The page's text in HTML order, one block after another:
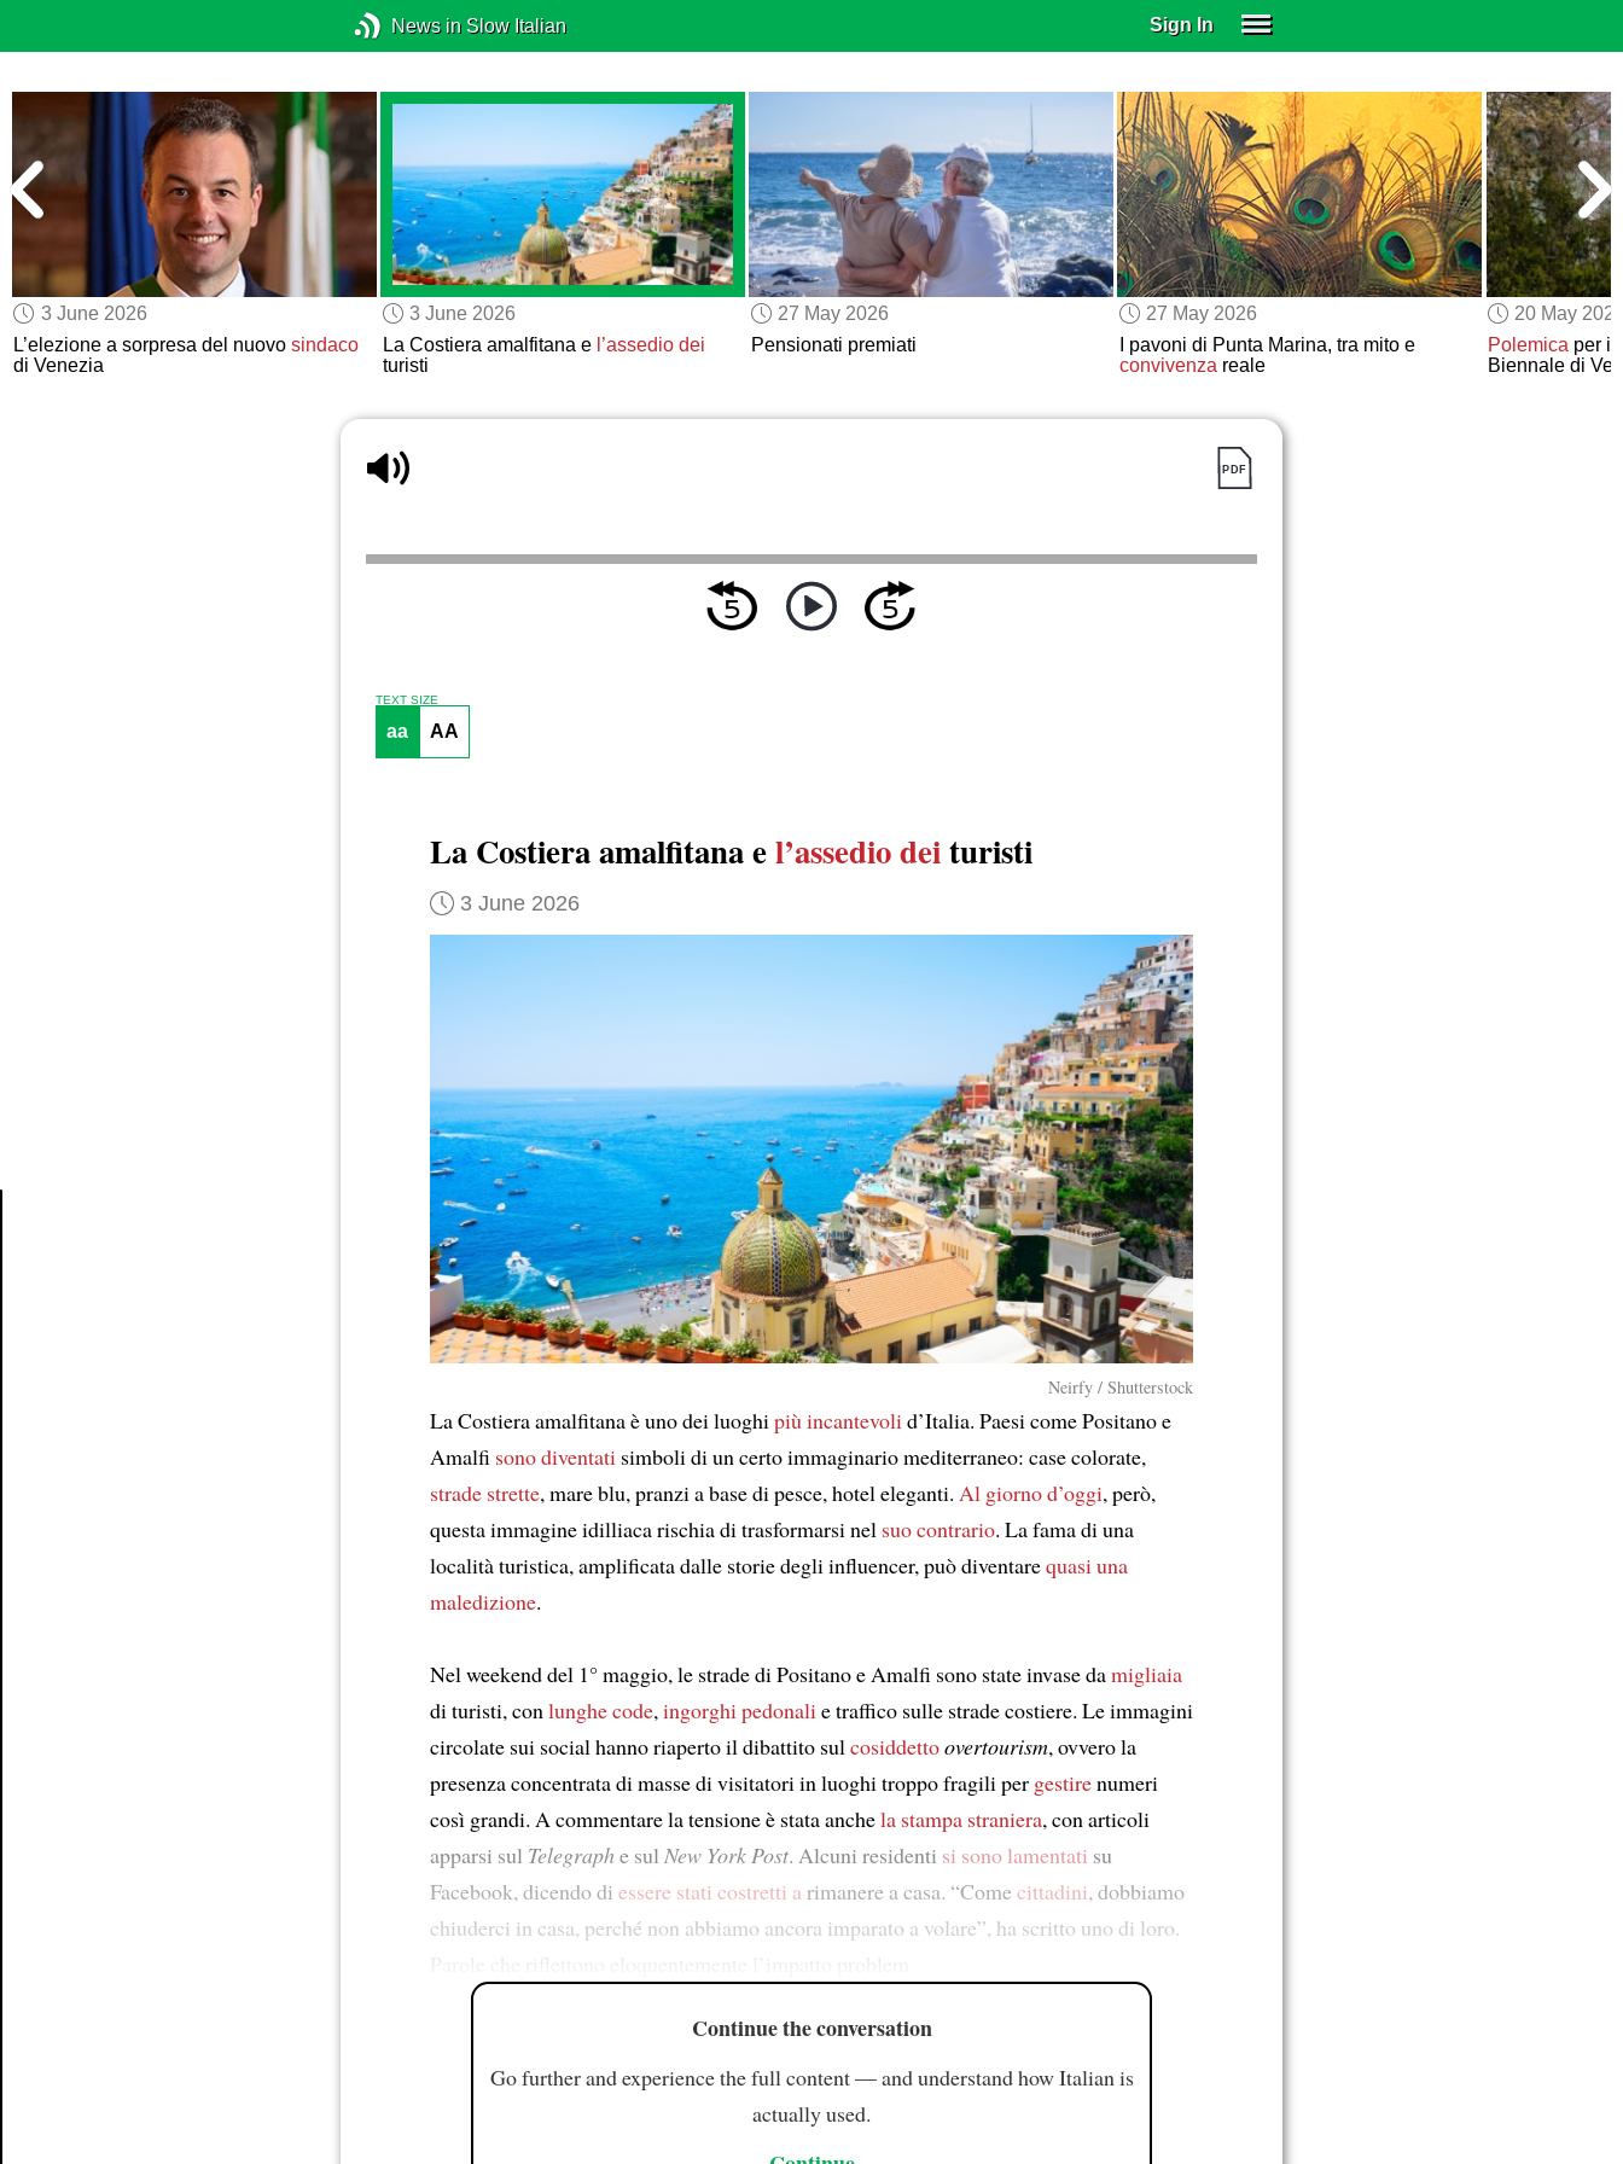
News in Slow Italian Sign In
SUBSCRIBE
EDUCATIONAL LICENSES
GIFT CARDS
OTHER LANGUAGES
ABOUT US
ALEXA
ADJUST COLORS
3 June 2026
L’elezione a sorpresa del nuovosindaco
di Venezia
3 June 2026
La Costiera amalfitana e l’assedio dei
turisti
27 May 2026
Pensionati premiati
27 May 2026
I pavoni di Punta Marina, tra mito e
convivenzareale
20 May
Polemica per il
Biennale di
TEXT SIZE
aa AA
La Costiera amalfitana el’assedio deituristi
3 June 2026
Neirfy / Shutterstock
La Costiera amalfitana è uno dei luoghi più incantevoli d’Italia. Paesi come Positano e
Amalfi sono diventati simboli di un certo immaginario mediterraneo: case colorate,
strade strette, mare blu, pranzi a base di pesce, hotel eleganti. Al giorno d’oggi, però,
questa immagine idilliaca rischia di trasformarsi nel suo contrario. La fama di una
località turistica, amplificata dalle storie degli influencer, può diventarequasi una
maledizione.
Nel weekend del 1° maggio, le strade di Positano e Amalfi sono state invase damigliaia
di turisti, con lunghe code, ingorghi pedonali e traffico sulle strade costiere. Le immagini
circolate sui social hanno riaperto il dibattito sul cosiddettoovertourism, ovvero la
presenza concentrata di masse di visitatori in luoghi troppo fragili per gestirenumeri
così grandi. A commentare la tensione è stata anchela stampa straniera, con articoli
apparsi sul Telegraph e sul New York Post. Alcuni residenti si sono lamentati su
Facebook, dicendo di essere stati costretti a rimanere a casa. “Comecittadini, dobbiamo
chiuderci in casa, perché non abbiamo ancora imparato a volare”, ha scritto uno di loro.
Continue the conversation
Go further and experience the full content — and understand how Italian is
actually used.